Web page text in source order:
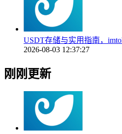
USDT存储与实用指南，
2026-08-03 12:37:27
刚刚更新